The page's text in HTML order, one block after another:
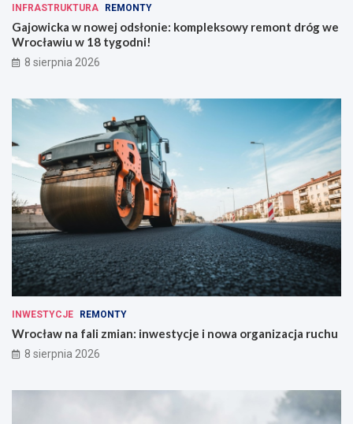
INFRASTRUKTURA REMONTY
Gajowicka w nowej odsłonie: kompleksowy remont dróg we
Wrocławiu w 18 tygodni!
8 sierpnia 2026
INWESTYCJE REMONTY
Wrocław na fali zmian: inwestycje i nowa organizacja ruchu
8 sierpnia 2026